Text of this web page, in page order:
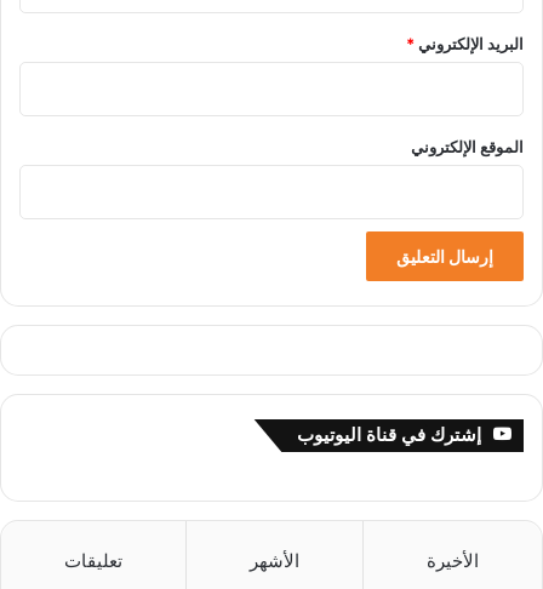
البريد الإلكتروني*
الموقع الإلكتروني
إشترك في قناة اليوتيوب
الأخيرة الأشهر تعليقات